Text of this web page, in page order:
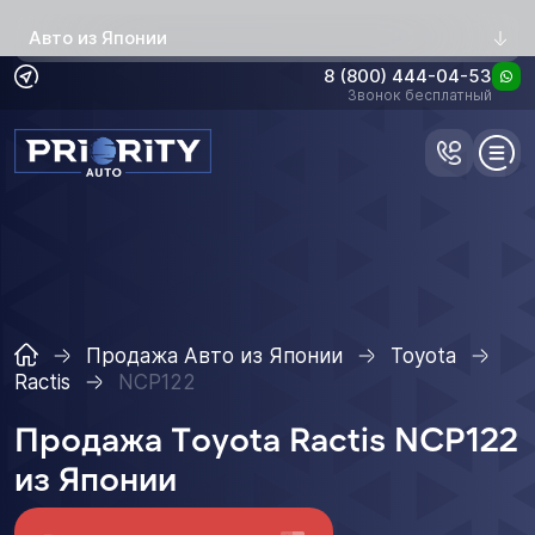
Авто из Японии
8 (800) 444-04-53
Звонок бесплатный
Продажа Авто из Японии
Toyota
Ractis
NCP122
Продажа Toyota Ractis NCP122
из Японии